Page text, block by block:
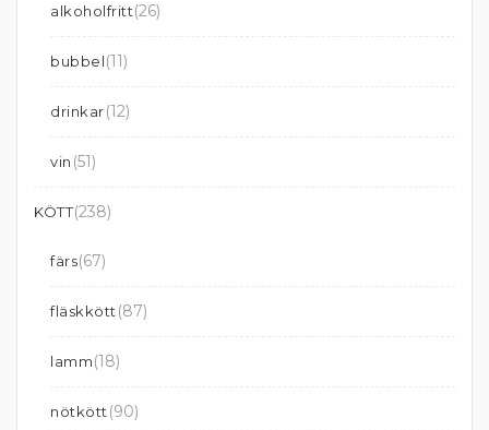
alkoholfritt(26)
bubbel(11)
drinkar(12)
vin (51)
KÖTT(238)
färs(67)
fläskkött (87)
lamm(18)
nötkött (90)